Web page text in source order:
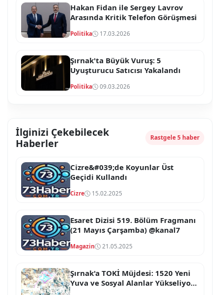
Hakan Fidan ile Sergey Lavrov
Arasında Kritik Telefon Görüşmesi
Politika 17.03.2026
Şırnak'ta Büyük Vuruş: 5
Uyuşturucu Satıcısı Yakalandı
Politika 09.03.2026
İlginizi Çekebilecek
Haberler
Rastgele 5 haber
Cizre&#039;de Koyunlar Üst
Geçidi Kullandı
Cizre 15.02.2025
Esaret Dizisi 519. Bölüm Fragmanı
(21 Mayıs Çarşamba) @kanal7
Magazin 21.05.2025
Şırnak'a TOKİ Müjdesi: 1520 Yeni
Yuva ve Sosyal Alanlar Yükseliyor!